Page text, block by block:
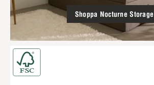
Shoppa Nocturne Storage